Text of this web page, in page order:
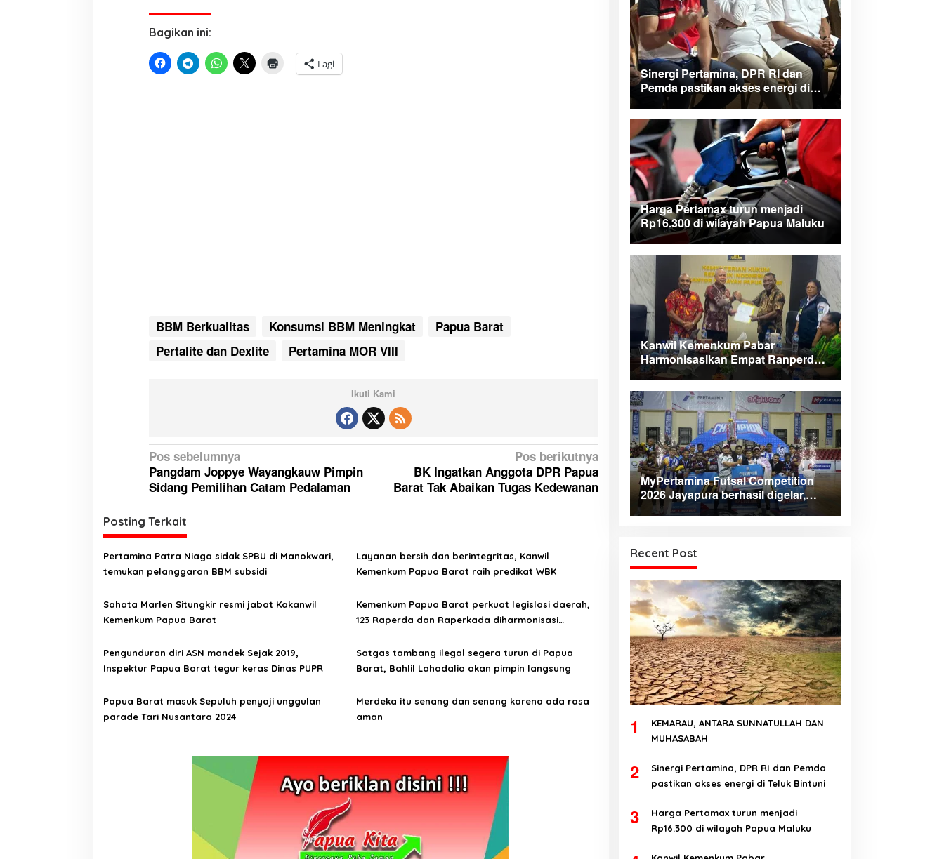
Bagikan ini:
Lagi
BBM Berkualitas Konsumsi BBM Meningkat
Papua Barat
Pertalite dan Dexlite
Pertamina MOR VIII
Ikuti Kami
N
a
v
i
g
a
s
i
p
s
Pos sebelumnya
Pangdam Joppye Wayangkauw Pimpin
Sidang Pemilihan Catam Pedalaman
Pos berikutnya
BK Ingatkan Anggota DPR Papua
Barat Tak Abaikan Tugas Kedewanan
Posting Terkait
Pertamina Patra Niaga sidak SPBU di Manokwari,
temukan pelanggaran BBM subsidi
Layanan bersih dan berintegritas, Kanwil
Kemenkum Papua Barat raih predikat WBK
Sahata Marlen Situngkir resmi jabat Kakanwil
Kemenkum Papua Barat
Kemenkum Papua Barat perkuat legislasi daerah,
123 Raperda dan Raperkada diharmonisasi
Pengunduran diri ASN mandek Sejak 2019,
Inspektur Papua Barat tegur keras Dinas PUPR
Satgas tambang ilegal segera turun di Papua
Barat, Bahlil Lahadalia akan pimpin langsung
Papua Barat masuk Sepuluh penyaji unggulan
parade Tari Nusantara 2024
Merdeka itu senang dan senang karena ada rasa
aman
Sinergi Pertamina, DPR RI dan
Pemda pastikan akses energi di
Teluk Bintuni
Harga Pertamax turun menjadi
Rp16.300 di wilayah Papua Maluku
Kanwil Kemenkum Pabar
Harmonisasikan Empat Ranperda
Kabupaten Teluk Wondama
MyPertamina Futsal Competition
2026 Jayapura berhasil digelar,
dorong talenta muda berprestasi
Recent Post
1
KEMARAU, ANTARA SUNNATULLAH DAN
MUHASABAH
2
Sinergi Pertamina, DPR RI dan Pemda
pastikan akses energi di Teluk Bintuni
3
Harga Pertamax turun menjadi
Rp16.300 di wilayah Papua Maluku